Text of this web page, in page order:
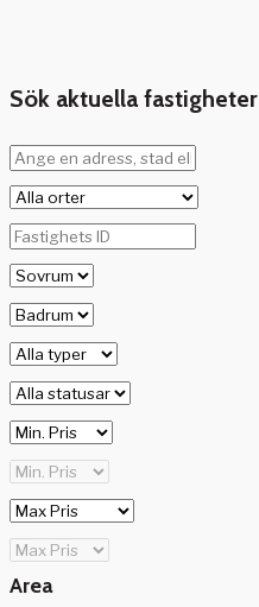
Sök aktuella fastigheter
Area